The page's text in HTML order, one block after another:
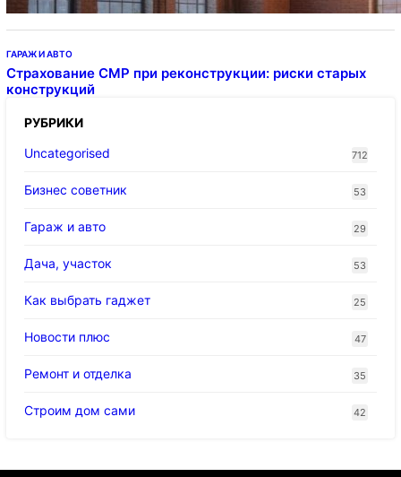
ГАРАЖ И АВТО
Страхование СМР при реконструкции: риски старых
конструкций
РУБРИКИ
Uncategorised
712
Бизнес советник 53
Гараж и авто 29
Дача, участок 53
Как выбрать гаджет 25
Новости плюс 47
Ремонт и отделка 35
Строим дом сами 42